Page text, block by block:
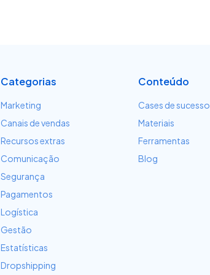
Categorias
Marketing
Canais de vendas
Recursos extras
Comunicação
Segurança
Pagamentos
Logística
Gestão
Estatísticas
Dropshipping
Conteúdo
Cases de sucesso
Materiais
Ferramentas
Blog